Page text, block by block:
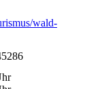
wald-